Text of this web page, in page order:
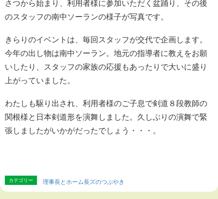
さつから始まり、利用者様に参加いただく盆踊り、その後
のスタッフの南中ソーランの様子が写真です。
きらりのイベントは、毎回スタッフが交代で企画します。
今年の出し物は南中ソーラン。地元の指導者に教えをお願
いしたり、スタッフの家族の応援もあったりで大いに盛り
上がっていました。
わたしも駆り出され、利用者様のご子息で剣道８段教師の
関根様と日本剣道形を演舞しました。久しぶりの演舞で緊
張しましたがいかがだったでしょう・・・。
カテゴリー 理事長とホーム長ズのつぶやき